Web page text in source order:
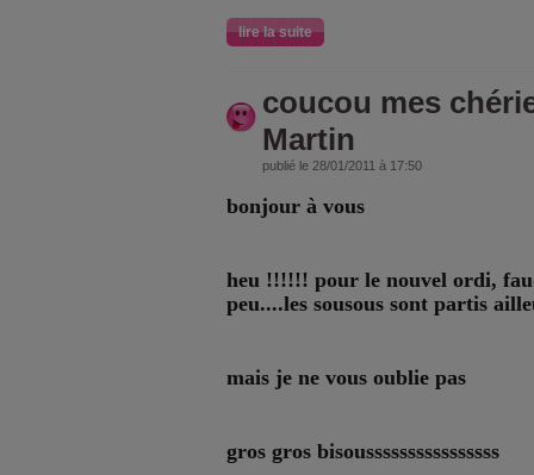
lire la suite
coucou mes
Martin
publié le 28/01/2011 à 17:50
bonjour à vous
heu !!!!!! pour le nouvel ordi,
peu....les sousous sont partis
mais je ne vous oublie pas
gros gros bisoussssssssssssssss